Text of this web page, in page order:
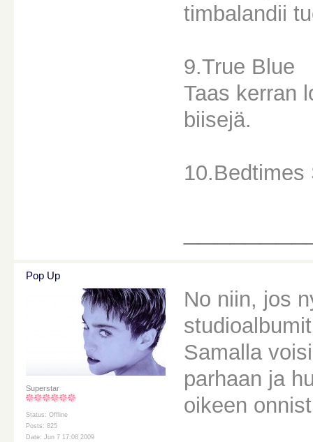
timbalandii
9.True Blue
Taas kerran
biisejä.
10.Bedtimes
Pop Up
Superstar
Status: Offline
Posts: 825
Date: Jun 7 17:08 2009
No niin, jos
Samalla
parhaan ja
oikeen